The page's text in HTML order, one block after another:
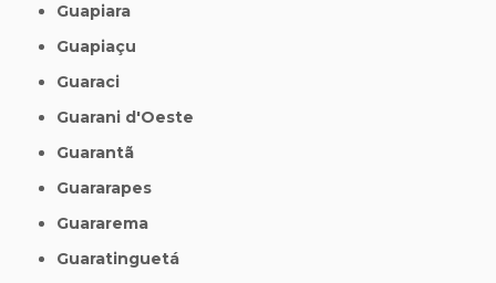
Guapiara
Guapiaçu
Guaraci
Guarani d'Oeste
Guarantã
Guararapes
Guararema
Guaratinguetá